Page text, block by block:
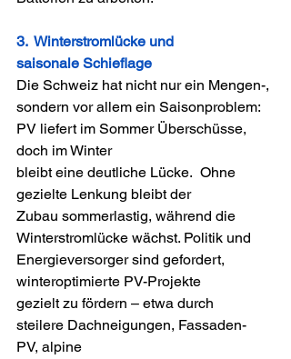
3.  Winterstromlücke und
saisonale Schieflage
Die Schweiz hat nicht nur ein Mengen-,
sondern vor allem ein Saisonproblem:
PV liefert im Sommer Überschüsse,
doch im Winter
bleibt eine deutliche Lücke.  Ohne
gezielte Lenkung bleibt der
Zubau sommerlastig, während die
Winterstromlücke wächst. Politik und
Energieversorger sind gefordert,
winteroptimierte PV-Projekte
gezielt zu fördern – etwa durch
steilere Dachneigungen, Fassaden-
PV, alpine